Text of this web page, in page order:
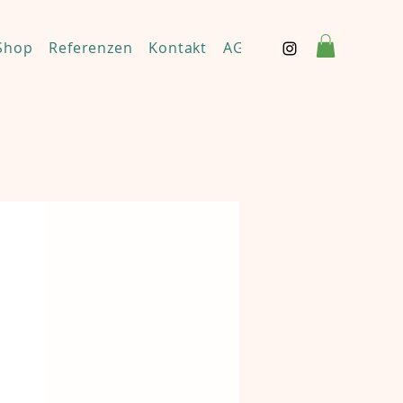
Referenzen Kontakt AGBs &